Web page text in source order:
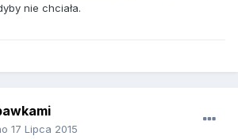
nie chciała.
17 Lipca 2015